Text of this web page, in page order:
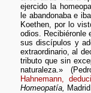
ejercido la
le abandonaba e
Koethen, por lo
odios. Recibiéronle
sus discípulos y
extraordinario, al
tributo que sin
naturaleza.»
Hahnemann,
Homeopatía,